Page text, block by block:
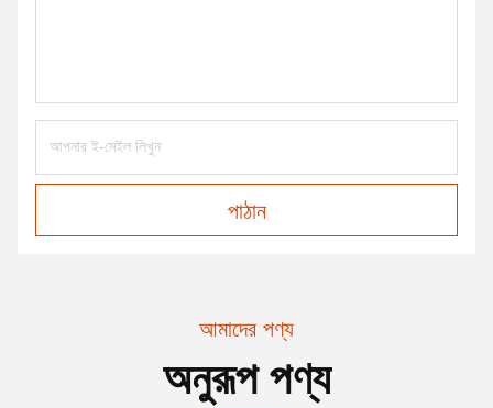
পাঠান
আমাদের পণ্য
অনুরূপ পণ্য